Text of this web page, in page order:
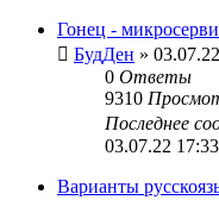
Гонец -
БудДен »
0 Ответы
9310
Последнее
03.07.22 17:33
Варианты